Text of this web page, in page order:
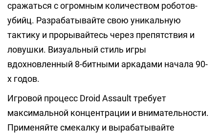
сражаться с огромным количеством роботов-
убийц. Разрабатывайте свою уникальную
тактику и прорывайтесь через препятствия и
ловушки. Визуальный стиль игры
вдохновленный 8-битными аркадами начала 90-
х годов.
Игровой процесс Droid Assault требует
максимальной концентрации и внимательности.
Применяйте смекалку и вырабатывайте